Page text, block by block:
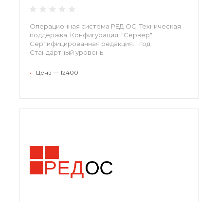
Операционная система РЕД ОС. Техническая
поддержка. Конфигурация: "Сервер".
Сертифицированная редакция. 1 год.
Стандартный уровень.
• Цена — 12400